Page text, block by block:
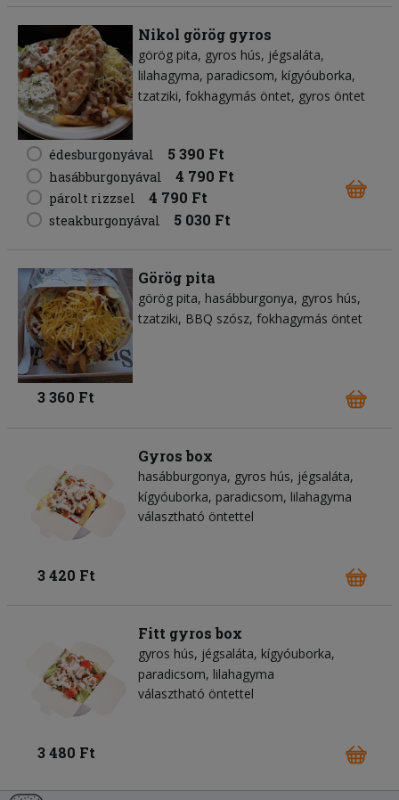
Nikol görög gyros
görög pita gyros hús jégsaláta
lilahagyma paradicsom kígyóuborka
tzatziki fokhagymás öntet gyros öntet
édesburgonyával 5 390 Ft
hasábburgonyával 4 790 Ft
párolt rizzsel 4 790 Ft
steakburgonyával 5 030 Ft
Görög pita
görög pita hasábburgonya gyros hús
tzatziki BBQ szósz fokhagymás öntet
3 360 Ft
Gyros box
hasábburgonya gyros hús jégsaláta
kígyóuborka paradicsom lilahagyma
választható öntettel
3 420 Ft
Fitt gyros box
gyros hús jégsaláta kígyóuborka
paradicsom lilahagyma
választható öntettel
3 480 Ft